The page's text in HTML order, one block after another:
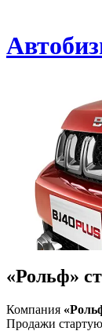
«Рольф»
Компания
Продажи